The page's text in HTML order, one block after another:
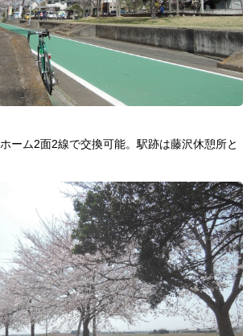
ーム2面2線で交換可能。駅跡は藤沢休憩所と